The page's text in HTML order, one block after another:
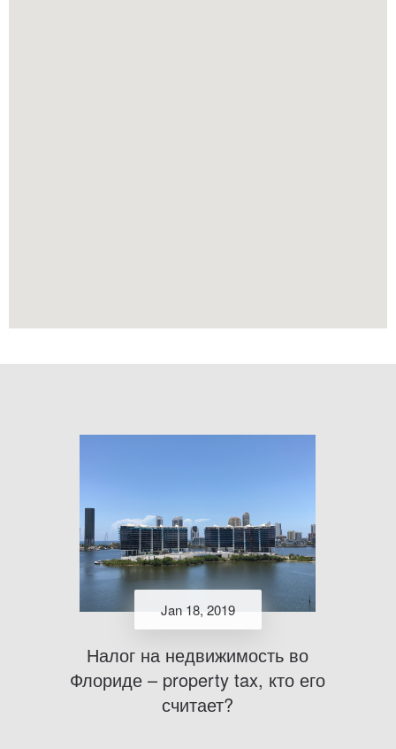
Jan 18, 2019
Налог на недвижимость во
Флориде – property tax, кто его
считает?